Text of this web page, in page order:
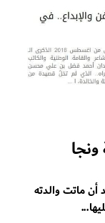
أن ماتت والدته